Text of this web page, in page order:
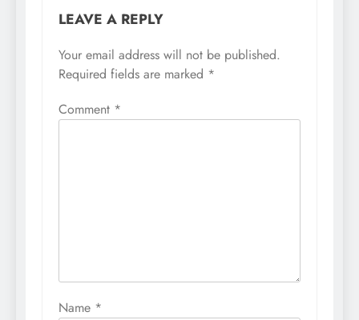
LEAVE A REPLY
Your email address will not be published.
Required fields are marked *
Comment *
Name *